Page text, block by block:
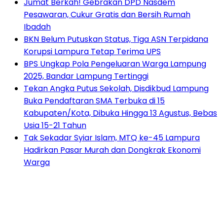
Pesawaran, Cukur Gratis dan Bersih Rumah
Ibadah
BKN Belum Putuskan Status, Tiga ASN Terpidana
Korupsi Lampura Tetap Terima UPS
BPS Ungkap Pola Pengeluaran Warga Lampung
2025, Bandar Lampung Tertinggi
Tekan Angka Putus Sekolah, Disdikbud Lampung
Buka Pendaftaran SMA Terbuka di 15
Kabupaten/Kota, Dibuka Hingga 13 Agustus, Bebas
Usia 15-21 Tahun
Tak Sekadar Syiar Islam, MTQ ke-45 Lampura
Hadirkan Pasar Murah dan Dongkrak Ekonomi
Warga